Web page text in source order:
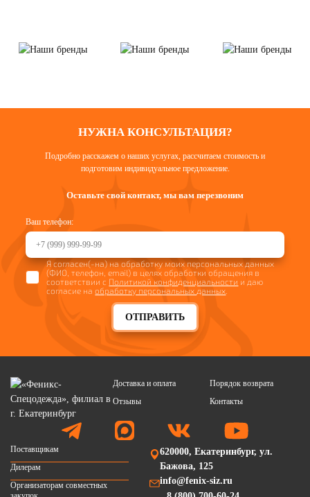
НУЖНА КОНСУЛЬТАЦИЯ?
Подробно расскажем о наших услугах, рассчитаем стоимость и
подготовим индивидуальное предложение.
Оставьте свой контакт, мы вам перезвоним
Ваш телефон:
ОТПРАВИТЬ
Я согласен(-на) на обработку моих персональных данных
(ФИО, телефон, email) в целях обработки обращения в
соответствии с Политикой конфиденциальности и даю
согласие наобработку персональных данных
Доставка и оплата
Порядок возврата
Отзывы
Контакты
Поставщикам
Дилерам
Организаторам совместных
620000, Екатеринбург, ул.
Бажова, 125
info@fenix-siz.ru